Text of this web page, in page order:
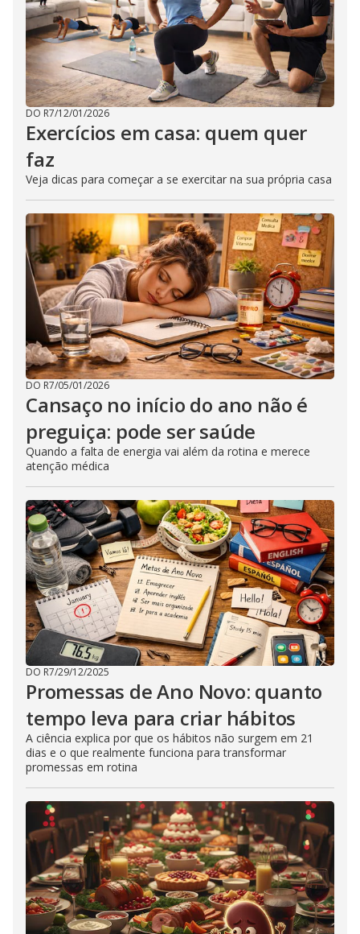
DO R7/12/01/2026
Exercícios em casa: quem quer
faz
Veja dicas para começar a se exercitar na sua própria casa
DO R7/05/01/2026
Cansaço no início do ano não é
preguiça: pode ser saúde
Quando a falta de energia vai além da rotina e merece
atenção médica
DO R7/29/12/2025
Promessas de Ano Novo: quanto
tempo leva para criar hábitos
A ciência explica por que os hábitos não surgem em 21
dias e o que realmente funciona para transformar
promessas em rotina